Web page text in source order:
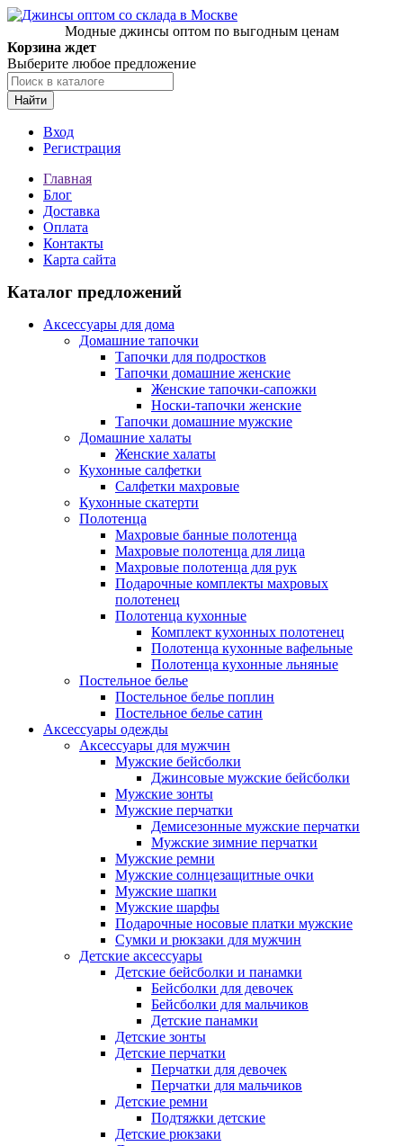
Модные джинсы оптом по выгодным ценам
Корзина ждет
Выберите любое предложение
Найти
Вход
Регистрация
Главная
Блог
Доставка
Оплата
Контакты
Карта сайта
Каталог предложений
Аксессуары для дома
Домашние тапочки
Тапочки для подростков
Тапочки домашние женские
Женские тапочки-сапожки
Носки-тапочки женские
Тапочки домашние мужские
Домашние халаты
Женские халаты
Кухонные салфетки
Салфетки махровые
Кухонные скатерти
Полотенца
Махровые банные полотенца
Махровые полотенца для лица
Махровые полотенца для рук
Подарочные комплекты махровых
полотенец
Полотенца кухонные
Комплект кухонных полотенец
Полотенца кухонные вафельные
Полотенца кухонные льняные
Постельное белье
Постельное белье поплин
Постельное белье сатин
Аксессуары одежды
Аксессуары для мужчин
Мужские бейсболки
Джинсовые мужские бейсболки
Мужские зонты
Мужские перчатки
Демисезонные мужские перчатки
Мужские зимние перчатки
Мужские ремни
Мужские солнцезащитные очки
Мужские шапки
Мужские шарфы
Подарочные носовые платки мужские
Сумки и рюкзаки для мужчин
Детские аксессуары
Детские бейсболки и панамки
Бейсболки для девочек
Бейсболки для мальчиков
Детские панамки
Детские зонты
Детские перчатки
Перчатки для девочек
Перчатки для мальчиков
Детские ремни
Подтяжки детские
Детские рюкзаки